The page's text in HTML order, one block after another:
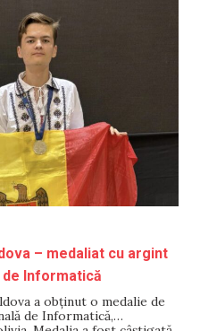
– medaliat cu argint
de Informatică
a obținut o medalie de
de Informatică,